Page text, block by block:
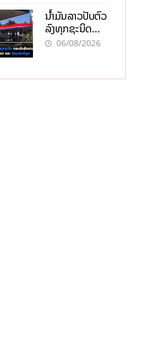
ເປົ້າໝາຍ 2035
ນໍ້າມັນລາວປັບຕົວ
ລົງທຸກຊະນິດ
ຕອບຮັບສັນຍານ
ແຄບຮໍມູສ
06/08/2026